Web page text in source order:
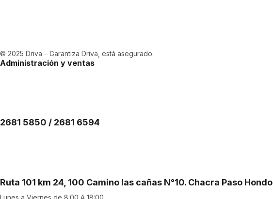
© 2025 Driva – Garantiza Driva, está asegurado.
Administración y ventas
2681 5850 / 2681 6594
Ruta 101 km 24, 100 Camino las cañas N°10. Chacra Paso Hondo